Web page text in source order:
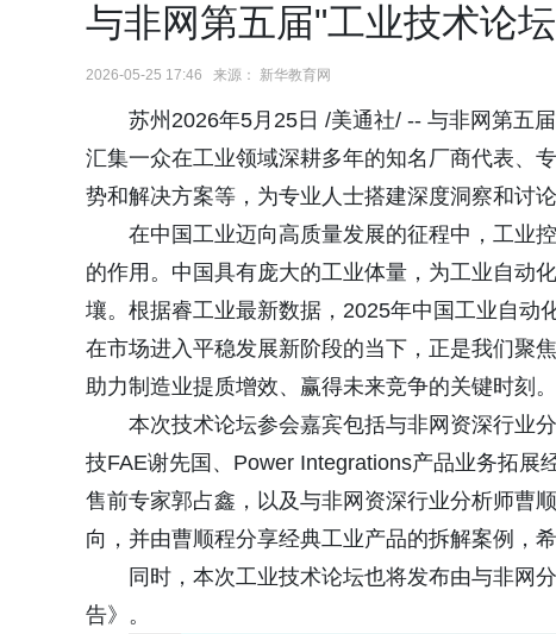
与非网第五届"工业技术论
2026-05-25 17:46 来源： 新华教育网
苏州2026年5月25日 /美通社/ -- 与非网第五
汇集一众在工业领域深耕多年的知名厂商代表、
势和解决方案等，为专业人士搭建深度洞察和讨
在中国工业迈向高质量发展的征程中，工业
的作用。中国具有庞大的工业体量，为工业自动
壤。根据睿工业最新数据，2025年中国工业自动
在市场进入平稳发展新阶段的当下，正是我们聚
助力制造业提质增效、赢得未来竞争的关键时刻。
本次技术论坛参会嘉宾包括与非网资深行业
技FAE谢先国、Power Integrations产品业务拓展
售前专家郭占鑫，以及与非网资深行业分析师曹
向，并由曹顺程分享经典工业产品的拆解案例，
同时，本次工业技术论坛也将发布由与非网
告》。